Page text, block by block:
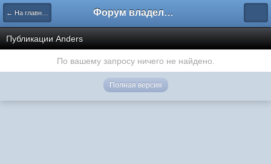
← На главную Форум владельцев интернет-магазинов
Публикации Anders
По вашему запросу ничего не найдено.
Полная версия